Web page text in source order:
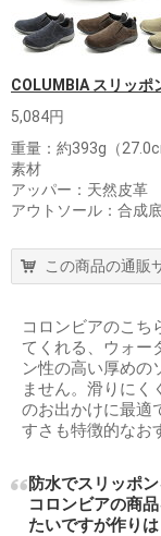
COLUMBIA スリッポ
5,084円
重量：約393g（
素材
アッパー：天然皮革
アウトソール：合成
この商品の通販
コロンビアのこち
てくれる、ウォー
ン性の高い厚めの
ません。滑りにく
のお出かけに最適
すさも特徴的なお
防水でスリッポ
コロンビアの商
たいですが作り